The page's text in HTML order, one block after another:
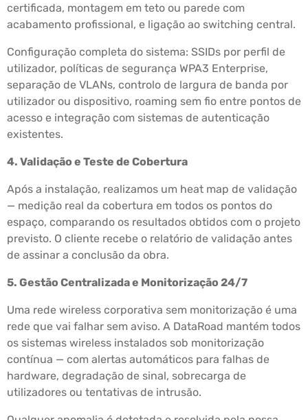
certificada, montagem em teto ou parede com
acabamento profissional, e ligação ao switching central.
Configuração completa do sistema: SSIDs por perfil de
utilizador, políticas de segurança WPA3 Enterprise,
separação de VLANs, controlo de largura de banda por
utilizador ou dispositivo, roaming sem fio entre pontos de
acesso e integração com sistemas de autenticação
existentes.
4. Validação e Teste de Cobertura
Após a instalação, realizamos um heat map de validação
— medição real da cobertura em todos os pontos do
espaço, comparando os resultados obtidos com o projeto
previsto. O cliente recebe o relatório de validação antes
de assinar a conclusão da obra.
5. Gestão Centralizada e Monitorização 24/7
Uma rede wireless corporativa sem monitorização é uma
rede que vai falhar sem aviso. A DataRoad mantém todos
os sistemas wireless instalados sob monitorização
contínua — com alertas automáticos para falhas de
hardware, degradação de sinal, sobrecarga de
utilizadores ou tentativas de intrusão.